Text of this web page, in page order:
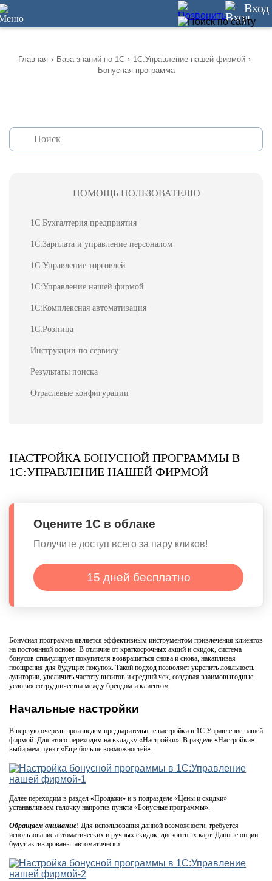
12 Вход
Главная › База знаний по 1С › 1С:Управление нашей фирмой ›
Бонусная программа
ПОМОЩЬ ПОЛЬЗОВАТЕЛЮ
1С Бухгалтерия предприятия
1С:Зарплата и управление персоналом
1С:Управление торговлей
1С:Управление нашей фирмой
1С:Комплексная автоматизация
1С:Розница
Инструкции по сервису
Результаты поиска
Отраслевые конфигурации
НАСТРОЙКА БОНУСНОЙ ПРОГРАММЫ В
1С:УПРАВЛЕНИЕ НАШЕЙ ФИРМОЙ
Оцените 1С в облаке
Получите доступ всего за пару кликов!
15 дней бесплатно
Бонусная программа является эффективным инструментом привлечения клиентов
на постоянной основе. В отличие от краткосрочных акций и скидок, система
бонусов стимулирует покупателя возвращаться снова и снова, накапливая
поощрения для будущих покупок. Такой подход позволяет укрепить лояльность
аудитории, увеличить частоту визитов и средний чек, создавая взаимовыгодные
условия сотрудничества между брендом и клиентом.
Начальные настройки
В первую очередь произведем предварительные настройки в 1С Управление нашей
фирмой. Для этого переходим на вкладку «Настройки». В разделе «Настройки»
выбираем пункт «Еще больше возможностей».
Далее переходим в раздел «Продажи» и в подразделе «Цены и скидки»
устанавливаем галочку напротив пункта «Бонусные программы».
Обращаем внимание! Для использования данной возможности, требуется
использование автоматических и ручных скидок, дисконтных карт. Данные опции
будут активированы автоматически.